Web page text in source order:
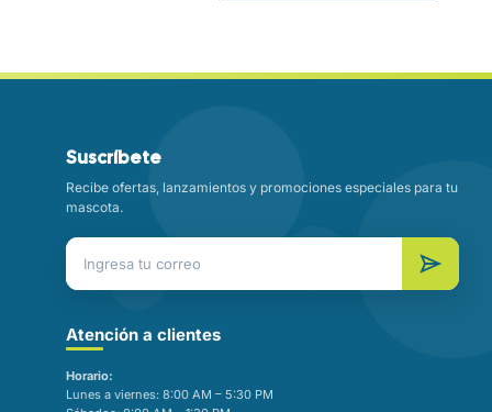
Suscríbete
Recibe ofertas, lanzamientos y promociones especiales para tu
mascota.
Atención a clientes
Horario:
Lunes a viernes: 8:00 AM – 5:30 PM